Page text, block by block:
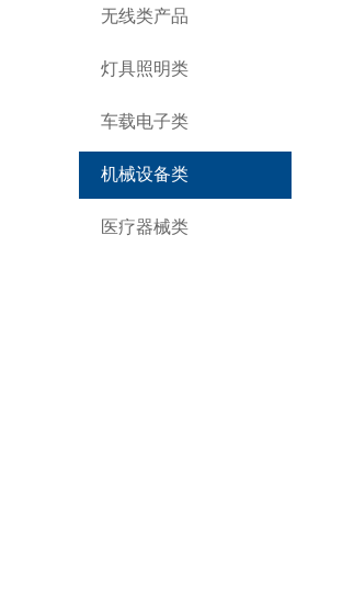
无线类产品
灯具照明类
车载电子类
机械设备类
医疗器械类